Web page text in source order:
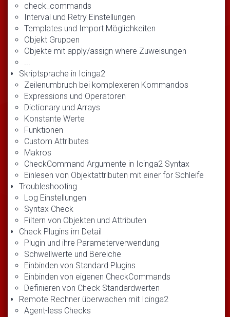
check_commands
Interval und Retry Einstellungen
Templates und Import Möglichkeiten
Objekt Gruppen
Objekte mit apply/assign where Zuweisungen
...
Skriptsprache in Icinga2
Zeilenumbruch bei komplexeren Kommandos
Expressions und Operatoren
Dictionary und Arrays
Konstante Werte
Funktionen
Custom Attributes
Makros
CheckCommand Argumente in Icinga2 Syntax
Einlesen von Objektattributen mit einer for Schleife
Troubleshooting
Log Einstellungen
Syntax Check
Filtern von Objekten und Attributen
Check Plugins im Detail
Plugin und ihre Parameterverwendung
Schwellwerte und Bereiche
Einbinden von Standard Plugins
Einbinden von eigenen CheckCommands
Definieren von Check Standardwerten
Remote Rechner überwachen mit Icinga2
Agent-less Checks